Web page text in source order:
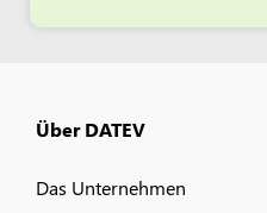
Über DATEV
Das Unternehmen